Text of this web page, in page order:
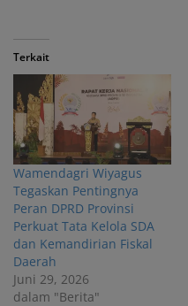
Terkait
Wamendagri Wiyagus
Tegaskan Pentingnya
Peran DPRD Provinsi
Perkuat Tata Kelola SDA
dan Kemandirian Fiskal
Daerah
Juni 29, 2026
dalam "Berita"